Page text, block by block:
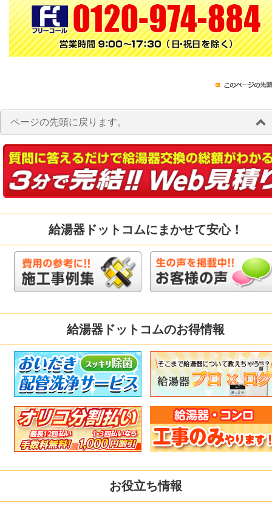
ページの先頭に戻ります。
給湯器ドットコムにまかせて安心！
給湯器ドットコムのお得情報
お役立ち情報